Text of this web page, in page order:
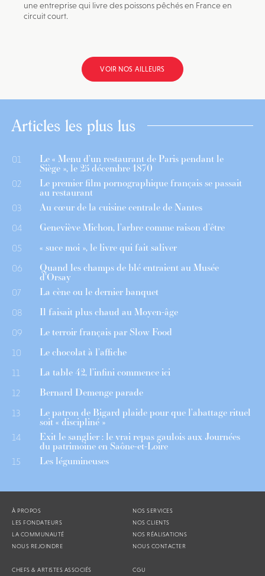
une entreprise qui livre des poissons pêchés en France en
circuit court.
VOIR NOS AILLEURS
Articles les plus lus
01 Le « Menu d’un restaurant de Paris pendant le
Siège », le 25 décembre 1870
02 Le premier film pornographique français se passait
au restaurant
03 Au cœur de la cuisine centrale de Nantes
04 Geneviève Michon, l’arbre comme raison d’être
05 « suce moi », le livre qui fait saliver
06 Quand les champs de blé entraient au Musée
d’Orsay
07 La cène ou le dernier banquet
08 Il faisait plus chaud au Moyen-âge
09 Le terroir français par Slow Food
10 Le chocolat à l’affiche
11 La table 42, l’infini commence ici
12 Bernard Demenge parade
13 Le patron de Bigard plaide pour que l’abattage rituel
soit « discipliné »
14 Exit le sanglier : le vrai repas gaulois aux Journées
du patrimoine en Saône-et-Loire
15 Les légumineuses
À PROPOS
LES FONDATEURS
LA COMMUNAUTÉ
NOUS REJOINDRE
NOS SERVICES
NOS CLIENTS
NOS RÉALISATIONS
NOUS CONTACTER
CHEFS & ARTISTES ASSOCIÉS CGU